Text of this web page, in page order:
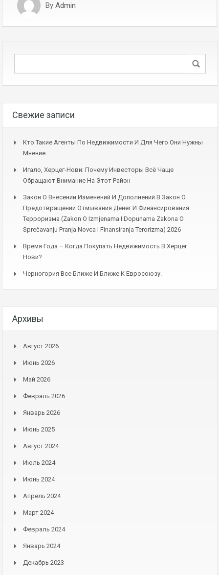
By Admin
Свежие записи
Кто Такие Агенты По Недвижимости И Для Чего Они Нужны
Мнение:
Игало, Херцег-Нови: Почему Инвесторы Всё Чаще
Обращают Внимание На Этот Район
Закон О Внесении Изменений И Дополнений В Закон О
Предотвращении Отмывания Денег И Финансирования
Терроризма (Zakon O Izmjenama I Dopunama Zakona O
Sprečavanju Pranja Novca I Finansiranja Terorizma) 2026
Время Года – Когда Покупать Недвижимость В Херцег
Нови?
Черногория Все Ближе И Ближе К Евросоюзу.
Архивы
Август 2026
Июнь 2026
Май 2026
Февраль 2026
Январь 2026
Июнь 2025
Август 2024
Июль 2024
Июнь 2024
Апрель 2024
Март 2024
Февраль 2024
Январь 2024
Декабрь 2023